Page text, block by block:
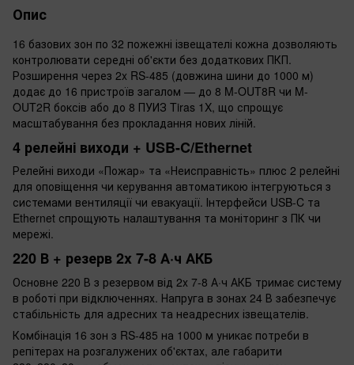
Опис
16 базових зон по 32 пожежні ізвещателі кожна дозволяють
контролювати середні об'єкти без додаткових ПКП.
Розширення через 2x RS-485 (довжина шини до 1000 м)
додає до 16 пристроїв загалом — до 8 M-OUT8R чи M-
OUT2R боксів або до 8 ПУИЗ Tiras 1X, що спрощує
масштабування без прокладання нових ліній.
4 релейні виходи + USB-C/Ethernet
Релейні виходи «Пожар» та «Неисправність» плюс 2 релейні
для оповіщення чи керування автоматикою інтегруються з
системами вентиляції чи евакуації. Інтерфейси USB-C та
Ethernet спрощують налаштування та моніторинг з ПК чи
мережі.
220 В + резерв 2x 7-8 А·ч АКБ
Основне 220 В з резервом від 2x 7-8 А·ч АКБ тримає систему
в роботі при відключеннях. Напруга в зонах 24 В забезпечує
стабільність для адресних та неадресних ізвещателів.
Комбінація 16 зон з RS-485 на 1000 м уникає потреби в
репітерах на розгалужених об'єктах, але габарити